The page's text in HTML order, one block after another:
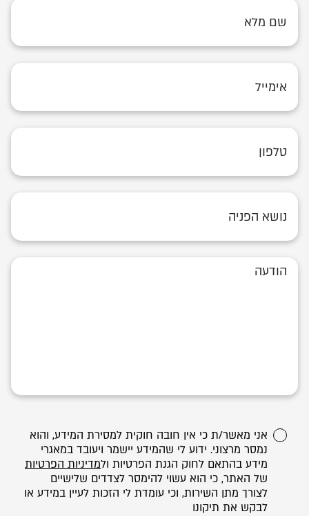
אני מאשר/ת כי אין חובה חוקית למסירת המידע, והוא
נמסר מרצוני. ידוע לי שהמידע יישמר ויעובד במאגרי
מידע בהתאם לחוק הגנת הפרטיות ולמדיניות הפרטיות
של האתר, כי הוא עשוי להימסר לצדדים שלישיים
לצורך מתן השירות, וכי עומדת לי הזכות לעיין במידע או
לבקש את תיקונו